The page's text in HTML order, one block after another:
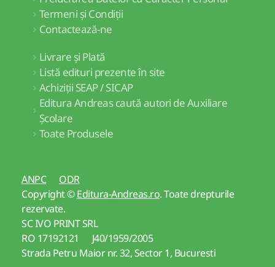
Termeni și Condiții
Contactează-ne
Livrare și Plată
Listă edituri prezente în site
Achiziții SEAP / SICAP
Editura Andreas caută autori de Auxiliare
Școlare
Toate Produsele
ANPC
ODR
Copyright ©Editura-Andreas.ro. Toate drepturile
rezervate.
SC IVO PRINT SRL
RO 17192121 J40/1959/2005
Strada Petru Maior nr. 32, Sector 1, Bucuresti